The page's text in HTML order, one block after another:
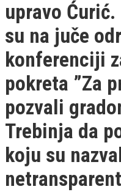
upravo
su na juče
konferenciji
pokreta ”Za
pozvali
Trebinja da
koju su